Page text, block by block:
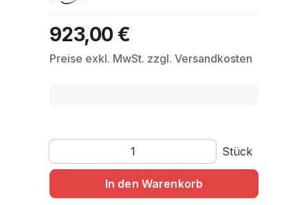
Regulärer Preis:
923,00 €
Preise exkl. MwSt. zzgl. Versandkosten
Produkt Anzahl: Gib den gewünschten Wert ein
Stück
In den Warenkorb